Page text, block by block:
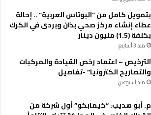
بتمويل كامل من “البوتاس العربية” .. إحالة
عطاء إنشاء مركز صحي بذان وبردى في الكرك
بكلفة (1.5) مليون دينار
منذ 3 أسابيع
الترخيص – اعتماد رخص القيادة والمركبات
والتصاريح الكترونيا” -تفاصيل
منذ أسبوعين
م. أبو هديب: “كيمابكو” أول شركة من